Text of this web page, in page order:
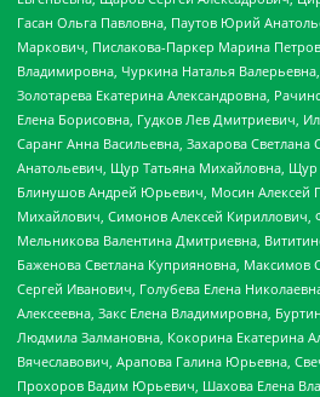
Гасан Ольга Павловна, Паутов Юрий
Маркович, Пислакова-Паркер Марина
Владимировна, Чуркина Наталья
Золотарева Екатерина Александровна,
Елена Борисовна, Гудков Лев Дмитриевич,
Саранг Анна Васильевна, Захарова
Анатольевич, Щур Татьяна Михайловна, Щур
Блинушов Андрей Юрьевич, Мосин Алексей
Михайлович, Симонов Алексей Кириллович,
Мельникова Валентина Дмитриевна,
Баженова Светлана Куприяновна, Максимов
Сергей Иванович, Голубева Елена
Алексеевна, Закс Елена Владимировна,
Людмила Залмановна, Кокорина Екатерина
Вячеславович, Арапова Галина Юрьевна,
Прохоров Вадим Юрьевич, Шахова Елена